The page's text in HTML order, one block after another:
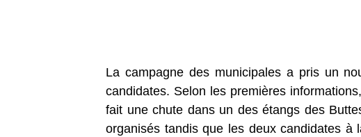
La campagne des municipales a pris un
candidates. Selon les premières
fait une chute dans un des étangs des
organisés tandis que les deux candidates à